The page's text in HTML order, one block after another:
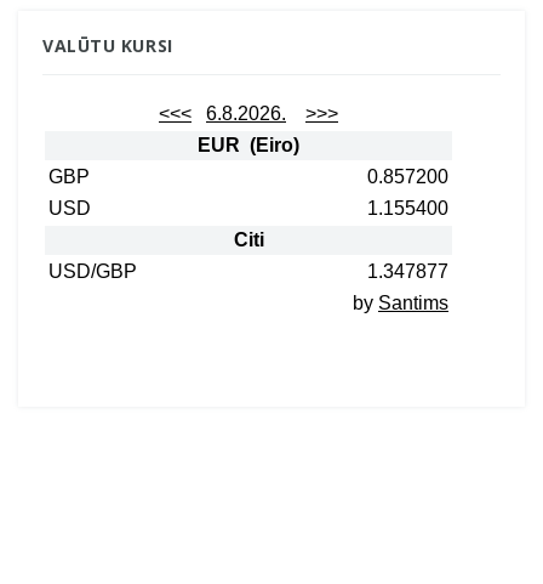
VALŪTU KURSI